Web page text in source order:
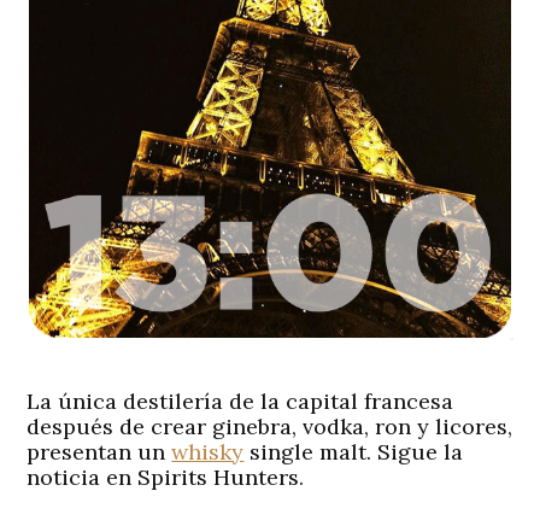
La única destilería de la capital francesa
después de crear ginebra, vodka, ron y licores,
presentan unwhisky single malt. Sigue la
noticia en Spirits Hunters.